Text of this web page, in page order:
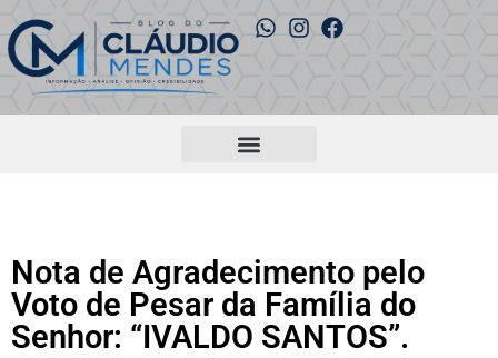
Nota de Agradecimento pelo
Voto de Pesar da Família do
Senhor: “IVALDO SANTOS”.